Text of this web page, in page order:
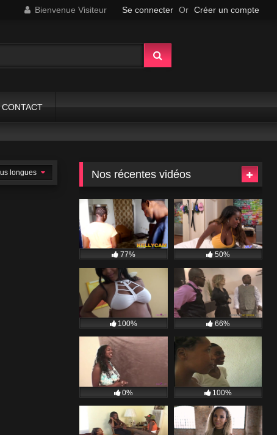
Bienvenue Visiteur Se connecter Or Créer un compte
CONTACT
longues Nos récentes vidéos
77% 50%
100% 66%
0% 100%